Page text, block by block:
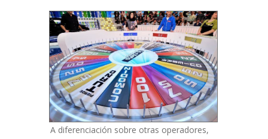
A diferenciación sobre otras operadores,